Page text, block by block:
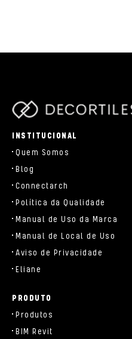
INSTITUCIONAL
Quem Somos
Blog
Connectarch
Política da Qualidade
Manual de Uso da Marca
Manual de Local de Uso
Aviso de Privacidade
Eliane
PRODUTO
Produtos
BIM Revit